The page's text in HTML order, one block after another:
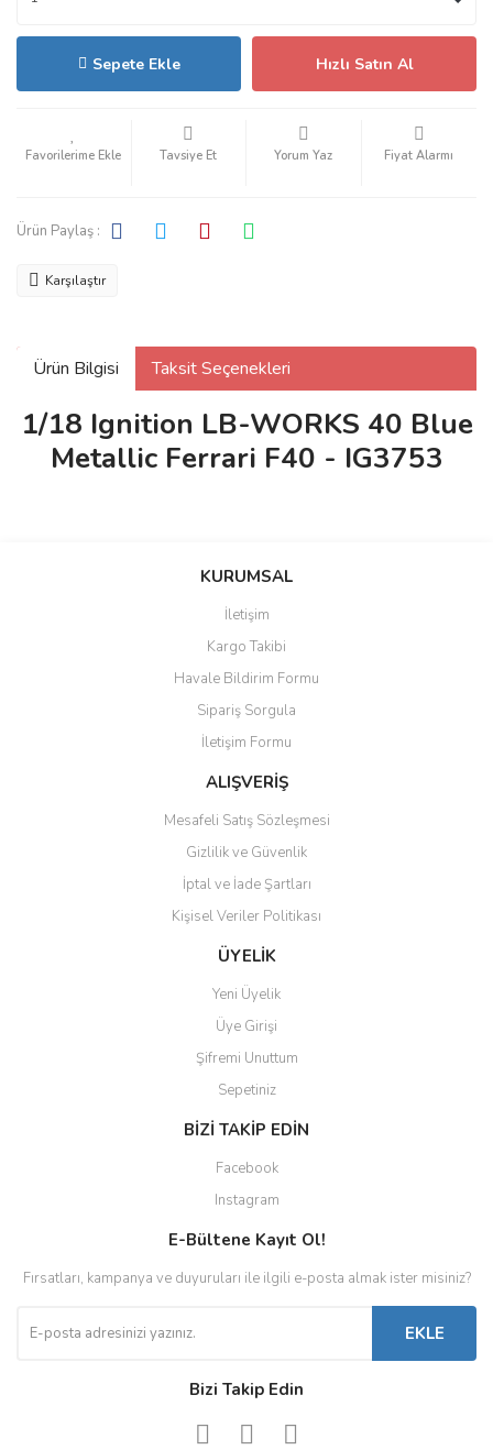
Sepete Ekle Hızlı Satın Al
Tavsiye Et Yorum Yaz Fiyat Alarmı
Ürün Paylaş :
Karşılaştır
Ürün Bilgisi Taksit Seçenekleri
1/18 Ignition LB-WORKS 40 Blue
Metallic Ferrari F40 - IG3753
KURUMSAL
İletişim
Kargo Takibi
Havale Bildirim Formu
Sipariş Sorgula
İletişim Formu
ALIŞVERİŞ
Mesafeli Satış Sözleşmesi
Gizlilik ve Güvenlik
İptal ve İade Şartları
Kişisel Veriler Politikası
ÜYELİK
Yeni Üyelik
Üye Girişi
Şifremi Unuttum
Sepetiniz
BİZİ TAKİP EDİN
Facebook
Instagram
E-Bültene Kayıt Ol!
Fırsatları, kampanya ve duyuruları ile ilgili e-posta almak ister misiniz?
EKLE
Bizi Takip Edin